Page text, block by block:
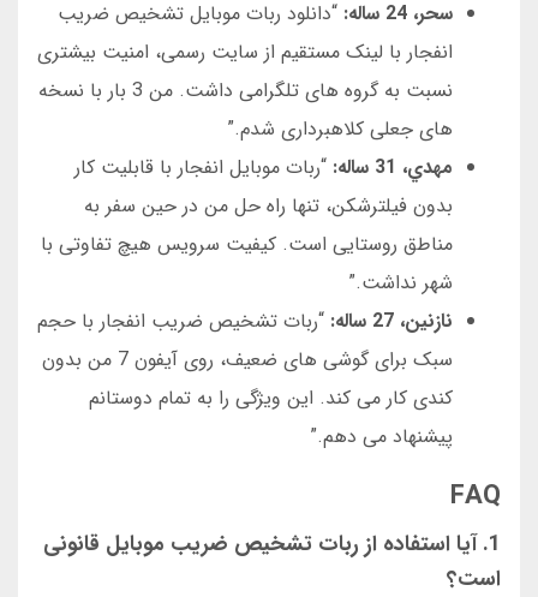
سحر، 24 ساله:
“دانلود ربات موبایل تشخیص ضریب
انفجار با لینک مستقیم از سایت رسمی، امنیت بیشتری
نسبت به گروه های تلگرامی داشت. من 3 بار با نسخه
های جعلی کلاهبرداری شدم.”
مهدي، 31 ساله:
“ربات موبایل انفجار با قابلیت کار
بدون فیلترشکن، تنها راه حل من در حین سفر به
مناطق روستایی است. کیفیت سرویس هیچ تفاوتی با
شهر نداشت.”
نازنین، 27 ساله:
“ربات تشخیص ضریب انفجار با حجم
سبک برای گوشی های ضعیف، روی آیفون 7 من بدون
کندی کار می کند. این ویژگی را به تمام دوستانم
پیشنهاد می دهم.”
FAQ
1. آیا استفاده از ربات تشخیص ضریب موبایل قانونی
است؟